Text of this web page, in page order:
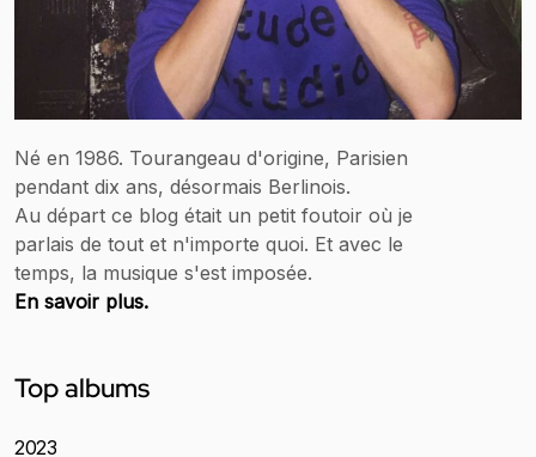
Né en 1986. Tourangeau d'origine, Parisien
pendant dix ans, désormais Berlinois.
Au départ ce blog était un petit foutoir où je
parlais de tout et n'importe quoi. Et avec le
temps, la musique s'est imposée.
En savoir plus.
Top albums
2023